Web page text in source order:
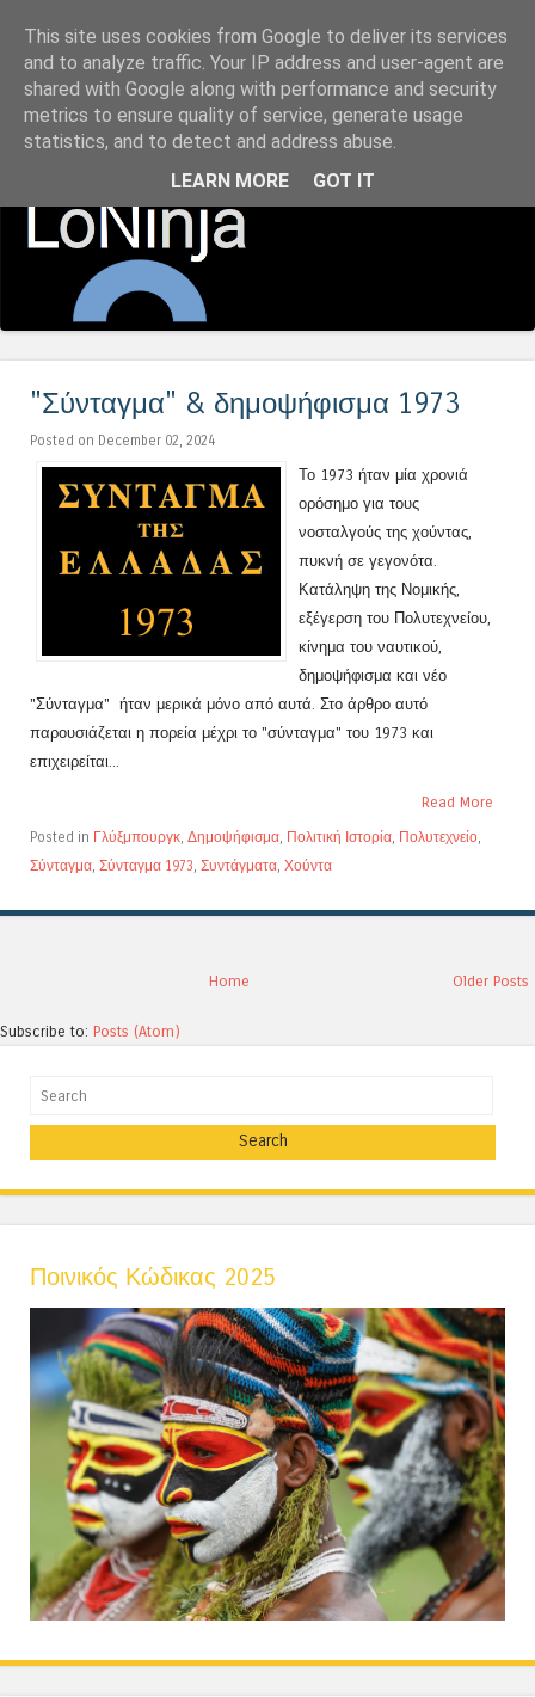
LoNinja.gr
Menu
"Σύνταγμα" & δημοψήφισμα 1973
Posted on December 02, 2024
Το 1973 ήταν μία χρονιά
ορόσημο για τους
νοσταλγούς της χούντας,
πυκνή σε γεγονότα.
Κατάληψη της Νομικής,
εξέγερση του Πολυτεχνείου,
κίνημα του ναυτικού,
δημοψήφισμα και νέο
"Σύνταγμα" ήταν μερικά μόνο από αυτά. Στο άρθρο αυτό
παρουσιάζεται η πορεία μέχρι το "σύνταγμα" του 1973 και
επιχειρείται...
Read More
Posted in Γλύξμπουργκ, Δημοψήφισμα, Πολιτική Ιστορία, Πολυτεχνείο,
Σύνταγμα, Σύνταγμα 1973, Συντάγματα, Χούντα
Older Posts
Home
Subscribe to: Posts (Atom)
Search
Ποινικός Κώδικας 2025
This site uses cookies from Google to deliver its services
and to analyze traffic. Your IP address and user-agent are
shared with Google along with performance and security
metrics to ensure quality of service, generate usage
statistics, and to detect and address abuse.
LEARN MORE
GOT IT